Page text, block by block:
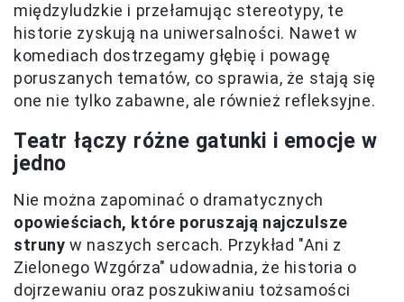
międzyludzkie i przełamując stereotypy, te
historie zyskują na uniwersalności. Nawet w
komediach dostrzegamy głębię i powagę
poruszanych tematów, co sprawia, że stają się
one nie tylko zabawne, ale również refleksyjne.
Teatr łączy różne gatunki i emocje w
jedno
Nie można zapominać o dramatycznych
opowieściach, które poruszają najczulsze
struny w naszych sercach. Przykład "Ani z
Zielonego Wzgórza" udowadnia, że historia o
dojrzewaniu oraz poszukiwaniu tożsamości